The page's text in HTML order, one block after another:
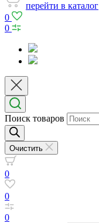
перейти в каталог
0
0
Поиск товаров
Очистить
0
0
0